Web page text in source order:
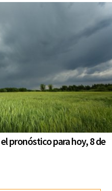
pronóstico para hoy, 8 de